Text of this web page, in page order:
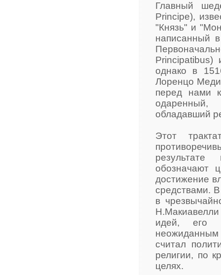
Главный
Principe),
"Князь" и
написанный
однако в
Лоренцо
перед нами
одаренный,
обладавший
Этот
результате
обозначают
достижение
средствами.
в
идей, его
считал
религии, по
целях.